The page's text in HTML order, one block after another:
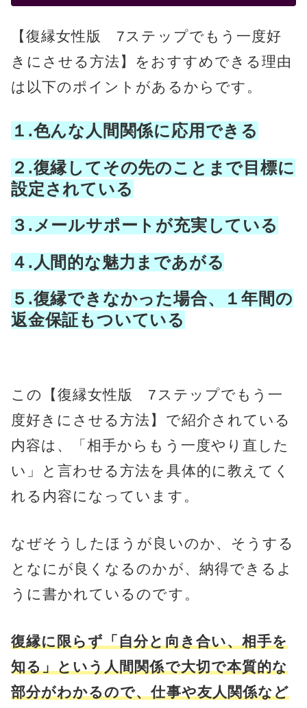
【復縁女性版 7ステップでもう一度好
きにさせる方法】をおすすめできる理由
は以下のポイントがあるからです。
１.色んな人間関係に応用できる
２.復縁してその先のことまで目標に
設定されている
３.メールサポートが充実している
４.人間的な魅力まであがる
５.復縁できなかった場合、１年間の
返金保証もついている
この【復縁女性版 7ステップでもう一
度好きにさせる方法】で紹介されている
内容は、「相手からもう一度やり直した
い」と言わせる方法を具体的に教えてく
れる内容になっています。
なぜそうしたほうが良いのか、そうする
となにが良くなるのかが、納得できるよ
うに書かれているのです。
復縁に限らず「自分と向き合い、相手を
知る」という人間関係で大切で本質的な
部分がわかるので、仕事や友人関係など